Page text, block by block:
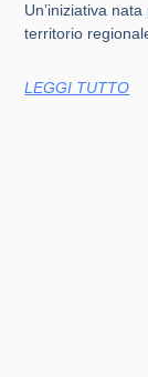
Un’iniziativa
territorio
LEGGI TUTTO